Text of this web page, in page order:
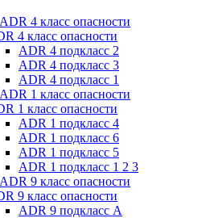
4 класс опасности
ADR 4 подкласс 2
ADR 4 подкласс 3
ADR 4 подкласс 1
1 класс опасности
ADR 1 подкласс 4
ADR 1 подкласс 6
ADR 1 подкласс 5
ADR 1 подкласс 1 2 3
9 класс опасности
ADR 9 подкласс A